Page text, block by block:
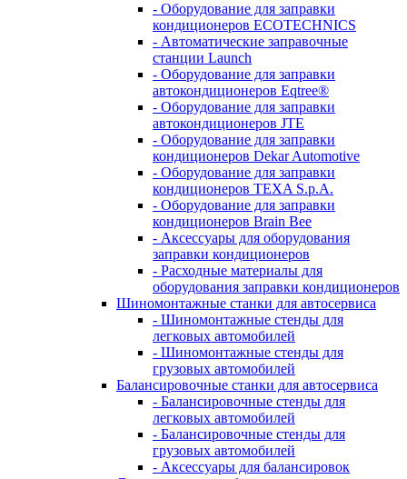
- Оборудование для заправки
кондиционеров ECOTECHNICS
- Автоматические заправочные
станции Launch
- Оборудование для заправки
автокондиционеров Eqtree®
- Оборудование для заправки
автокондиционеров JTE
- Оборудование для заправки
кондиционеров Dekar Automotive
- Оборудование для заправки
кондиционеров TEXA S.p.A.
- Оборудование для заправки
кондиционеров Brain Bee
- Аксессуары для оборудования
заправки кондиционеров
- Расходные материалы для
оборудования заправки кондиционеров
Шиномонтажные станки для автосервиса
- Шиномонтажные стенды для
легковых автомобилей
- Шиномонтажные стенды для
грузовых автомобилей
Балансировочные станки для автосервиса
- Балансировочные стенды для
легковых автомобилей
- Балансировочные стенды для
грузовых автомобилей
- Аксессуары для балансировок